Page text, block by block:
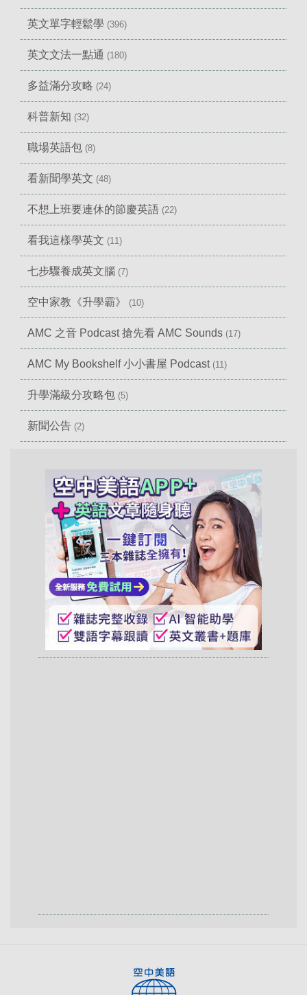
英文單字輕鬆學 (396)
英文文法一點通 (180)
多益滿分攻略 (24)
科普新知 (32)
職場英語包 (8)
看新聞學英文 (48)
不想上班要連休的節慶英語 (22)
看我這樣學英文 (11)
七步驟養成英文腦 (7)
空中家教《升學霸》 (10)
AMC 之音 Podcast 搶先看 AMC Sounds (17)
AMC My Bookshelf 小小書屋 Podcast (11)
升學滿級分攻略包 (5)
新聞公告 (2)